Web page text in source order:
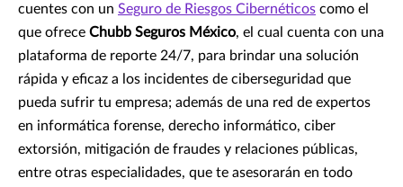
cuentes con un Seguro de Riesgos Cibernéticos como el
que ofrece Chubb Seguros México, el cual cuenta con una
plataforma de reporte 24/7, para brindar una solución
rápida y eficaz a los incidentes de ciberseguridad que
pueda sufrir tu empresa; además de una red de expertos
en informática forense, derecho informático, ciber
extorsión, mitigación de fraudes y relaciones públicas,
entre otras especialidades, que te asesorarán en todo